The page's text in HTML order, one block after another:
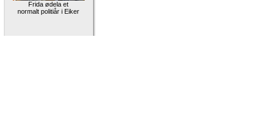
Frida ødela et
normalt politiår i Eiker